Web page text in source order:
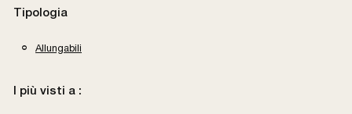
Tipologia
Allungabili
I più visti a :